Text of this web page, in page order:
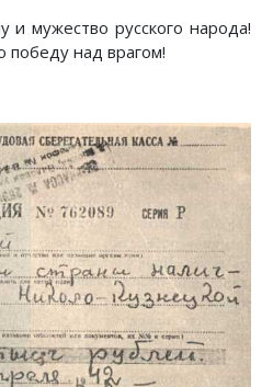
и мужество русского народа!
над врагом!